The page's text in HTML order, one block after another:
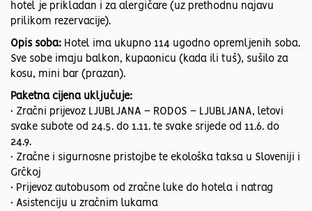
hotel je prikladan i za alergičare (uz prethodnu najavu
prilikom rezervacije).
Opis soba: Hotel ima ukupno 114 ugodno opremljenih soba.
Sve sobe imaju balkon, kupaonicu (kada ili tuš), sušilo za
kosu, mini bar (prazan).
Paketna cijena uključuje:
• Zračni prijevoz LJUBLJANA – RODOS – LJUBLJANA, letovi
svake subote od 24.5. do 1.11. te svake srijede od 11.6. do
24.9.
• Zračne i sigurnosne pristojbe te ekološka taksa u Sloveniji i
Grčkoj
• Prijevoz autobusom od zračne luke do hotela i natrag
• Asistenciju u zračnim lukama